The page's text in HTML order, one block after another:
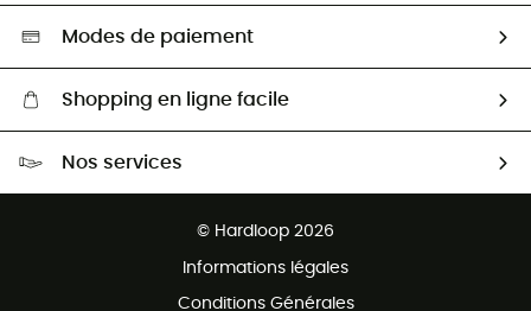
Aide & Contact
Sélection éco-responsable
Modes de paiement
Shopping en ligne facile
Nos services
© Hardloop 2026
Informations légales
Conditions Générales